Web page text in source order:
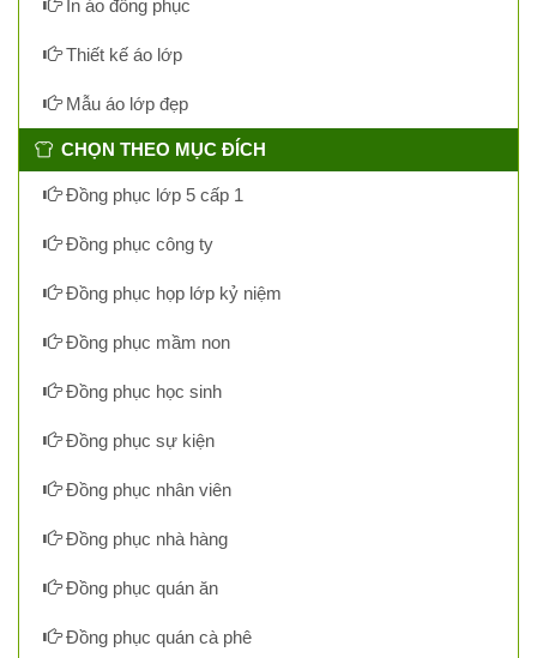
In áo đồng phục
Thiết kế áo lớp
Mẫu áo lớp đẹp
CHỌN THEO MỤC ĐÍCH
Đồng phục lớp 5 cấp 1
Đồng phục công ty
Đồng phục họp lớp kỷ niệm
Đồng phục mầm non
Đồng phục học sinh
Đồng phục sự kiện
Đồng phục nhân viên
Đồng phục nhà hàng
Đồng phục quán ăn
Đồng phục quán cà phê